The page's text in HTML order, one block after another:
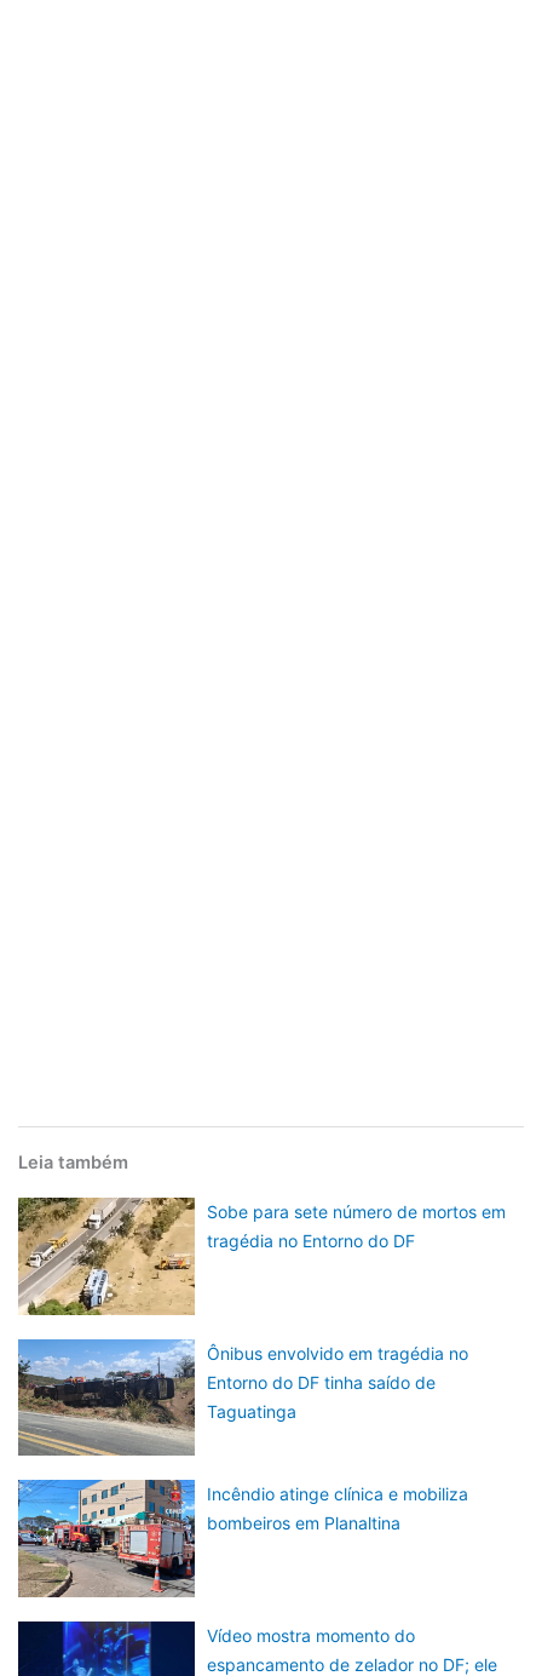
Leia também
Sobe para sete número de mortos em
tragédia no Entorno do DF
Ônibus envolvido em tragédia no
Entorno do DF tinha saído de
Taguatinga
Incêndio atinge clínica e mobiliza
bombeiros em Planaltina
Vídeo mostra momento do
espancamento de zelador no DF; ele